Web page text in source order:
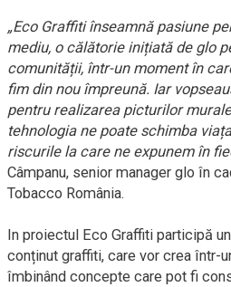
„Eco Graffiti înseamnă pasiune
mediu, o călătorie inițiată de glo
comunității, într-un moment în
fim din nou împreună. Iar
pentru realizarea picturilor
tehnologia ne poate schimba
riscurile la care ne expunem în
Câmpanu, senior manager glo în
Tobacco România.
In proiectul Eco Graffiti participă
conținut graffiti, care vor crea într-
îmbinând concepte care pot fi